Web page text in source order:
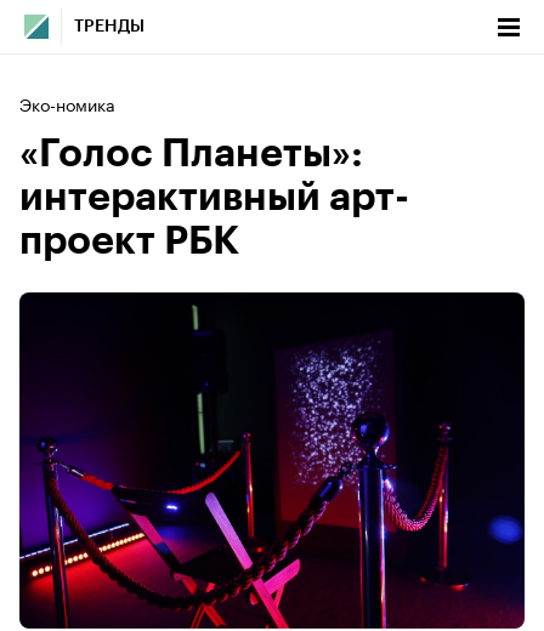
ТРЕНДЫ
Эко-номика
«Голос Планеты»:
интерактивный арт-
проект РБК